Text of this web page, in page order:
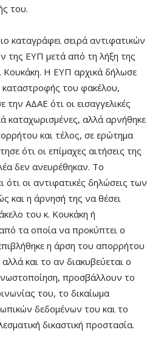
του.
καταγράφει σειρά αντιφατικών
της ΕΥΠ μετά από τη λήξη της
Κουκάκη. Η ΕΥΠ αρχικά δήλωσε
καταστροφής του φακέλου,
ΑΔΑΕ ότι οι εισαγγελικές
καταχωρισμένες, αλλά αρνήθηκε
και τέλος, σε ερώτημα
ότι οι επίμαχες αιτήσεις της
δεν ανευρέθηκαν. Το
ότι οι αντιφατικές δηλώσεις των
και η άρνησή της να θέσει
του κ. Κουκάκη ή
τα οποία να προκύπτει ο
η άρση του απορρήτου
και το αν διακυβεύεται ο
προσβάλλουν το
του, το δικαίωμα
δεδομένων του και το
δικαστική προστασία.